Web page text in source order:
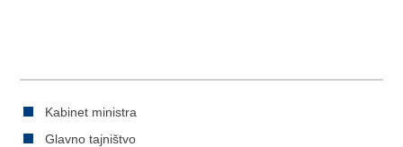
Kabinet ministra
Glavno tajništvo